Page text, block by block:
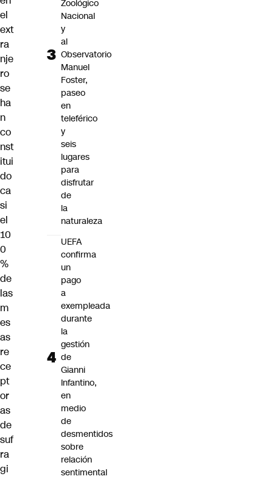
el
ext
ra
nje
ro
se
ha
n
co
nst
itui
do
ca
si
el
10
0
%
de
las
m
es
as
re
ce
pt
or
as
de
suf
ra
gi
Zoológico
Nacional
y
al
Observatorio
Manuel
Foster,
paseo
en
teleférico
y
seis
lugares
para
disfrutar
de
la
naturaleza
UEFA
confirma
un
pago
a
exempleada
durante
la
gestión
de
Gianni
Infantino,
en
medio
de
desmentidos
sobre
relación
sentimental